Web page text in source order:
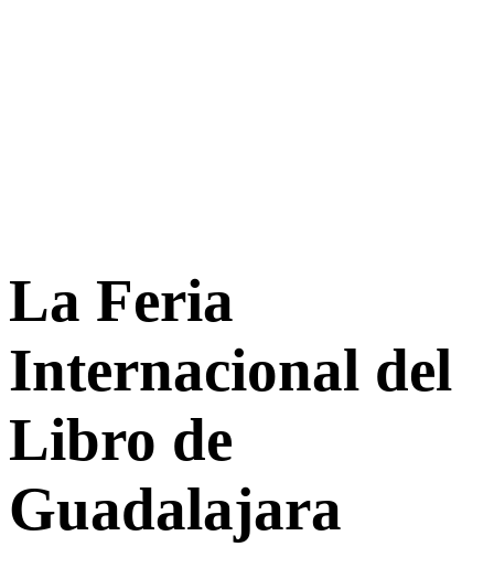
La Feria
Internacional del
Libro de
Guadalajara